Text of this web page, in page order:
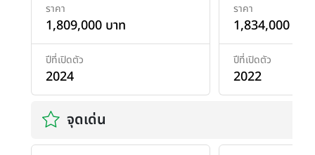
ราคา
1,809,000 บาท
ปีที่เปิดตัว
2024
ราคา
1,834,000 บาท
ปีที่เปิดตัว
2022
จุดเด่น